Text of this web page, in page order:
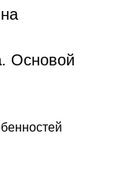
. Основой